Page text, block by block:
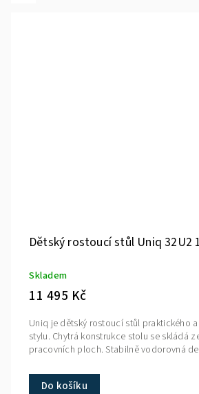
Dětský rostoucí stůl Uniq 32U2
Skladem
11 495 Kč
Do košíku
Uniq je dětský rostoucí stůl praktického
stylu. Chytrá konstrukce stolu se skládá
pracovních ploch. Stabilně vodorovná